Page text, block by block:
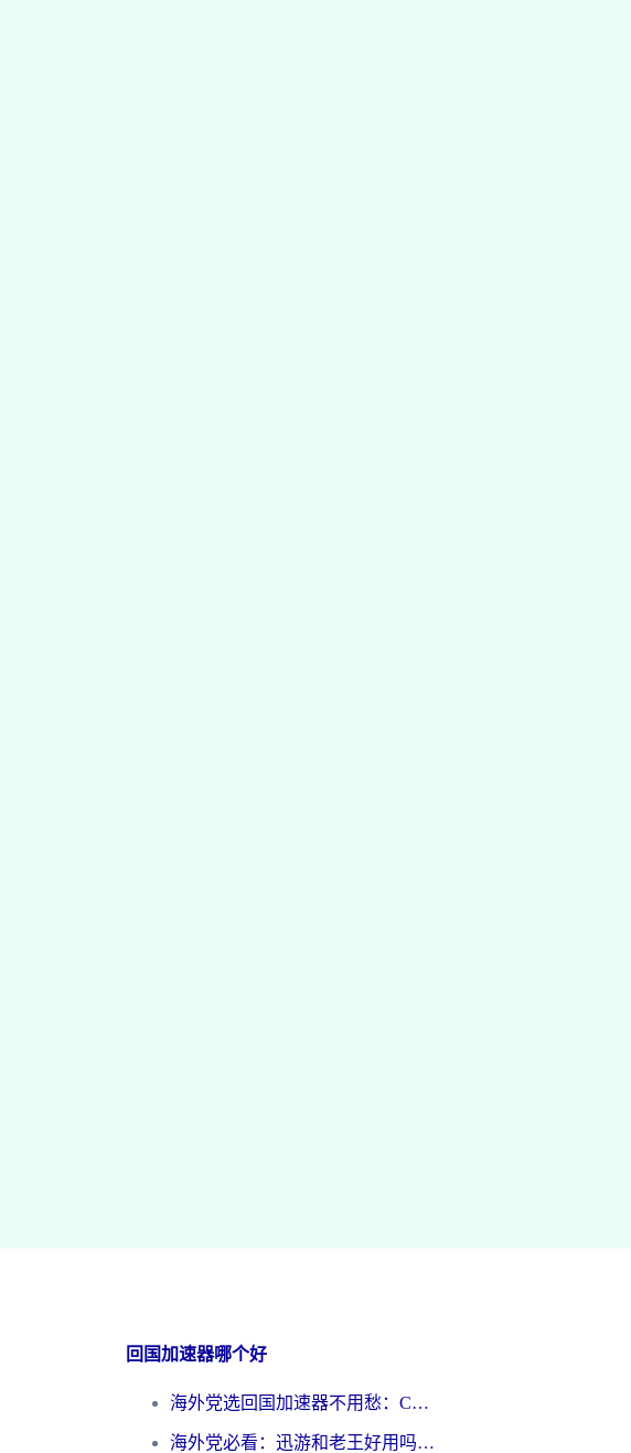
回国加速器哪个好
海外党选回国加速器不用愁：ChickCN和洞见哪个好？一篇搞定所有疑问
海外党必看：迅游和老王好用吗？3分钟选对加速国内网络的加速器